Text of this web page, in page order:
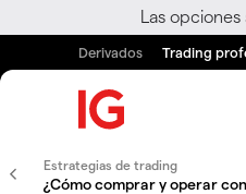
Las
Derivados Trading
Estrategias de trading
¿Cómo comprar y operar